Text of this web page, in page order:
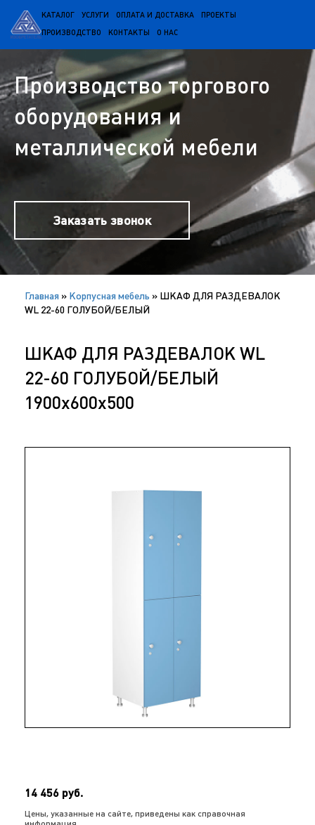
КАТАЛОГ УСЛУГИ ОПЛАТА И ДОСТАВКА ПРОЕКТЫ
ПРОИЗВОДСТВО КОНТАКТЫ О НАС
Производство торгового
оборудования и
металлической мебели
Заказать звонок
Главная » Корпусная мебель » ШКАФ ДЛЯ РАЗДЕВАЛОК
WL 22-60 ГОЛУБОЙ/БЕЛЫЙ
ШКАФ ДЛЯ РАЗДЕВАЛОК WL
22-60 ГОЛУБОЙ/БЕЛЫЙ
1900x600x500
14 456 руб.
Цены, указанные на сайте, приведены как справочная